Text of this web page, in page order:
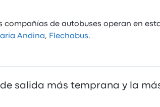
compañías de autobuses operan en
Andina, Flechabus.
salida más temprana y la